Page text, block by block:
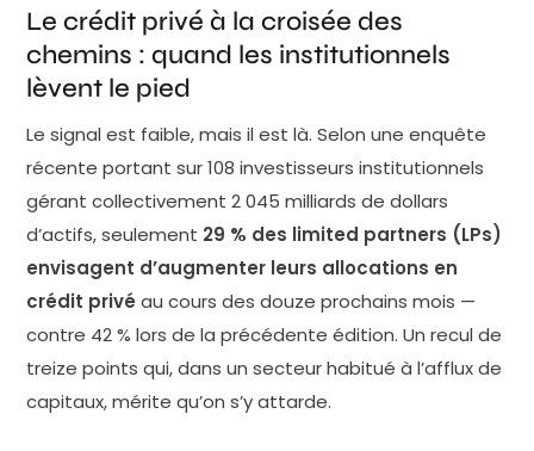
institutionnels. Mais la nuance est précisément là :
maintenir n'est pas la même chose qu'accélérer. Ce
que l'enquête révèle, c'est moins un retrait qu'une
dans un cycle qui, après des années d'expansion
rapide, commence à montrer ses aspérités. La
prudence s'explique en partie par la montée des
préoccupations sur la qualité des gestionnaires de
fonds. Dans un marché où les levées de capitaux se
sont multipliées à grande vitesse entre 2018 et 2022,
la dispersion des performances entre gérants s'est
creusée. Les LPs les plus sophistiqués savent
désormais que le label "crédit privé" recouvre des
Le crédit privé à la croisée des
chemins : quand les institutionnels
lèvent le pied
Le signal est faible, mais il est là. Selon une enquête
récente portant sur 108 investisseurs institutionnels
gérant collectivement 2 045 milliards de dollars
d’actifs, seulement 29 % des limited partners (LPs)
envisagent d’augmenter leurs allocations en
crédit privé au cours des douze prochains mois —
contre 42 % lors de la précédente édition. Un recul de
treize points qui, dans un secteur habitué à l’afflux de
capitaux, mérite qu’on s’y attarde.